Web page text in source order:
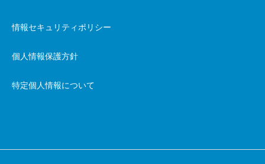
情報セキュリティポリシー
個人情報保護方針
特定個人情報について